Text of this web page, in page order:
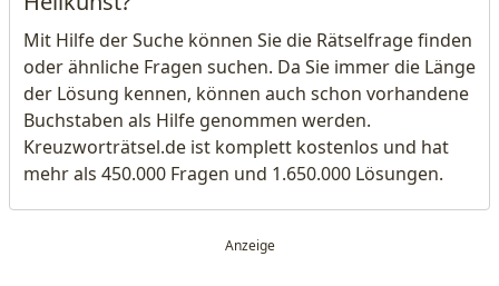
Mit Hilfe der Suche können Sie die Rätselfrage finden
oder ähnliche Fragen suchen. Da Sie immer die Länge
der Lösung kennen, können auch schon vorhandene
Buchstaben als Hilfe genommen werden.
Kreuzworträtsel.de ist komplett kostenlos und hat
mehr als 450.000 Fragen und 1.650.000 Lösungen.